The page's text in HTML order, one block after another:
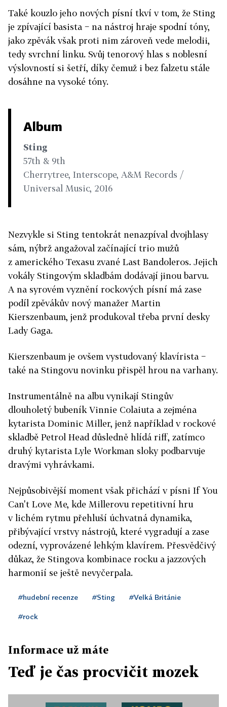
Také kouzlo jeho nových písní tkví v tom, že Sting
je zpívající basista − na nástroj hraje spodní tóny,
jako zpěvák však proti nim zároveň vede melodii,
tedy svrchní linku. Svůj tenorový hlas s noblesní
výslovností si šetří, díky čemuž i bez falzetu stále
dosáhne na vysoké tóny.
Album
Sting
57th & 9th
Cherrytree, Interscope, A&M Records /
Universal Music, 2016
Nezvykle si Sting tentokrát nenazpíval dvojhlasy
sám, nýbrž angažoval začínající trio mužů
z amerického Texasu zvané Last Bandoleros. Jejich
vokály Stingovým skladbám dodávají jinou barvu.
A na syrovém vyznění rockových písní má zase
podíl zpěvákův nový manažer Martin
Kierszenbaum, jenž produkoval třeba první desky
Lady Gaga.
Kierszenbaum je ovšem vystudovaný klavírista −
také na Stingovu novinku přispěl hrou na varhany.
Instrumentálně na albu vynikají Stingův
dlouholetý bubeník Vinnie Colaiuta a zejména
kytarista Dominic Miller, jenž například v rockové
skladbě Petrol Head důsledně hlídá riff, zatímco
druhý kytarista Lyle Workman sloky podbarvuje
dravými vyhrávkami.
Nejpůsobivější moment však přichází v písni If You
Can't Love Me, kde Millerovu repetitivní hru
v lichém rytmu přehluší úchvatná dynamika,
přibývající vrstvy nástrojů, které vygradují a zase
odezní, vyprovázené lehkým klavírem. Přesvědčivý
důkaz, že Stingova kombinace rocku a jazzových
harmonií se ještě nevyčerpala.
#hudební recenze #Sting #Velká Británie
#rock
Informace už máte
Teď je čas procvičit mozek